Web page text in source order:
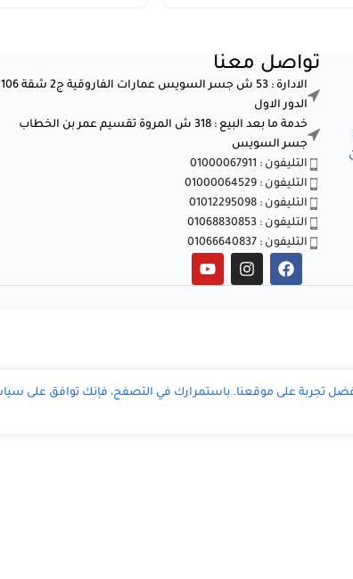
تواصل معنا
الادارة : 53 ش جسر السويس عمارات الفاروقية ج2 شقة 106
الدور الاول
خدمة ما بعد البيع : 318 ش المروة تقسيم عمر بن الخطاب
جسر السويس
التليفون : 01000067911
التليفون : 01000064529
التليفون : 01012295098
التليفون : 01068830853
التليفون : 01066640837
تجربة على موقعنا. باستمرارك في التصفح، فإنك توافق على